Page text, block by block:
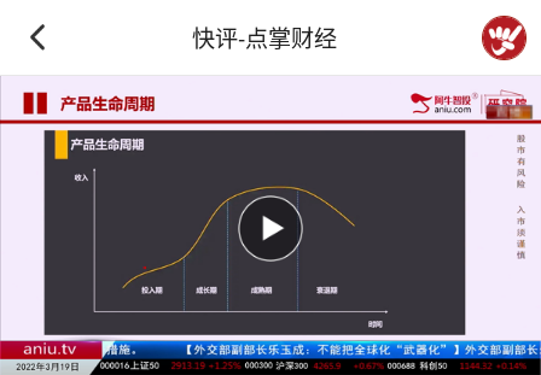
快评-点掌财经